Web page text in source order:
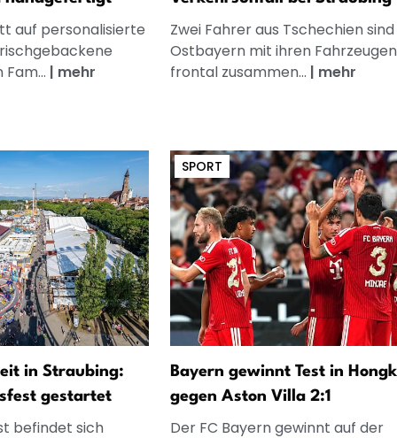
auf personalisierte
| mehr
Zwei Fahrer aus Tschechien sind
Ostbayern mit ihren Fahrzeugen
frontal zusammen... | mehr
in Straubing:
gestartet
befindet sich
SPORT
Bayern gewinnt Test in
gegen Aston Villa 2:1
Der FC Bayern gewinnt auf der